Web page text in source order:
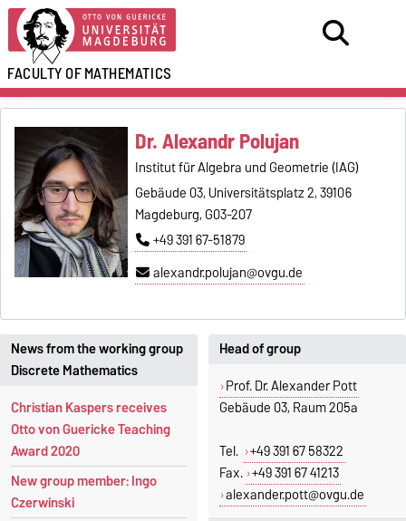
FACULTY OFMATHEMATICS
Dr. Alexandr Polujan
Institut für Algebra und Geometrie (IAG)
Gebäude 03, Universitätsplatz 2, 39106
Magdeburg, G03-207
+49 391 67-51879
alexandr.polujan@ovgu.de
News from the working group
Discrete Mathematics
Christian Kaspers receives
Otto von Guericke Teaching
Award 2020
New group member: Ingo
Czerwinski
Head of group
Prof. Dr. Alexander Pott
Gebäude 03, Raum 205a
Tel. +49 391 67 58322
Fax. +49 391 67 41213
alexander.pott@ovgu.de